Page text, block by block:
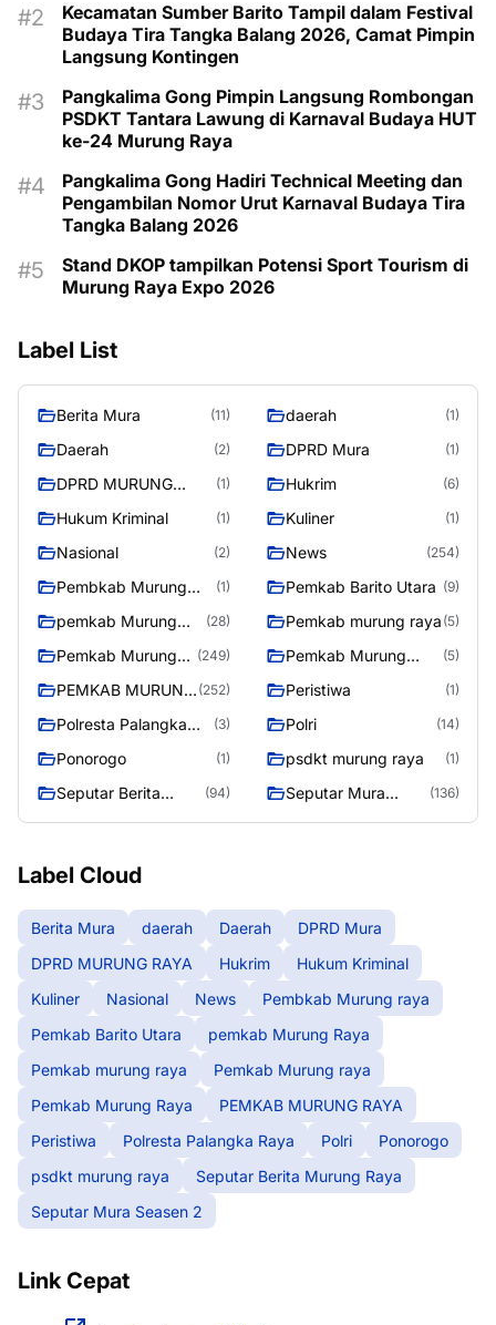
Kecamatan Sumber Barito Tampil dalam Festival
Budaya Tira Tangka Balang 2026, Camat Pimpin
Langsung Kontingen
Pangkalima Gong Pimpin Langsung Rombongan
PSDKT Tantara Lawung di Karnaval Budaya HUT
ke-24 Murung Raya
Pangkalima Gong Hadiri Technical Meeting dan
Pengambilan Nomor Urut Karnaval Budaya Tira
Tangka Balang 2026
Stand DKOP tampilkan Potensi Sport Tourism di
Murung Raya Expo 2026
Label List
Berita Mura (11) daerah (1)
Daerah (2) DPRD Mura (1)
DPRD MURUNG
(1) Hukrim (6)
Hukum Kriminal (1) Kuliner (1)
Nasional (2) News (254)
Pembkab Murung
(1) Pemkab Barito Utara (9)
pemkab Murung
(28) Pemkab murung raya (5)
Pemkab Murung
(249)
Pemkab Murung
(5)
PEMKAB MURUNG (252) Peristiwa (1)
Polresta Palangka
(3) Polri (14)
Ponorogo (1) psdkt murung raya (1)
Seputar Berita
(94)
Seputar Mura
(136)
Label Cloud
Berita Mura daerah Daerah
DPRD Mura
DPRD MURUNG RAYA
Hukrim
Hukum Kriminal
Kuliner
Nasional News
Pembkab Murung raya
Pemkab Barito Utara
pemkab Murung Raya
Pemkab murung raya
Pemkab Murung raya
Pemkab Murung Raya
PEMKAB MURUNG RAYA
Peristiwa
Polresta Palangka Raya Polri
Ponorogo
psdkt murung raya
Seputar Berita Murung Raya
Seputar Mura Seasen 2
Link Cepat